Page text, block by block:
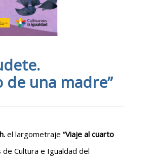
de una madre”
el largometraje “Viaje al cuarto
Cultura e Igualdad del